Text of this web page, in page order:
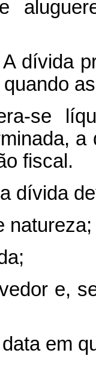
dívida
se
fiscal.
dívida
natureza;
e,
em